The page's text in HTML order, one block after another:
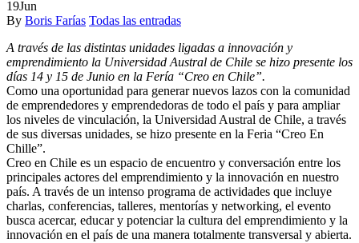
19Jun
By Boris Farías Todas las entradas
A través de las distintas unidades ligadas a innovación y
emprendimiento la Universidad Austral de Chile se hizo presente los
días 14 y 15 de Junio en la Fería “Creo en Chile”.
Como una oportunidad para generar nuevos lazos con la comunidad
de emprendedores y emprendedoras de todo el país y para ampliar
los niveles de vinculación, la Universidad Austral de Chile, a través
de sus diversas unidades, se hizo presente en la Feria “Creo En
Chille”.
Creo en Chile es un espacio de encuentro y conversación entre los
principales actores del emprendimiento y la innovación en nuestro
país. A través de un intenso programa de actividades que incluye
charlas, conferencias, talleres, mentorías y networking, el evento
busca acercar, educar y potenciar la cultura del emprendimiento y la
innovación en el país de una manera totalmente transversal y abierta.